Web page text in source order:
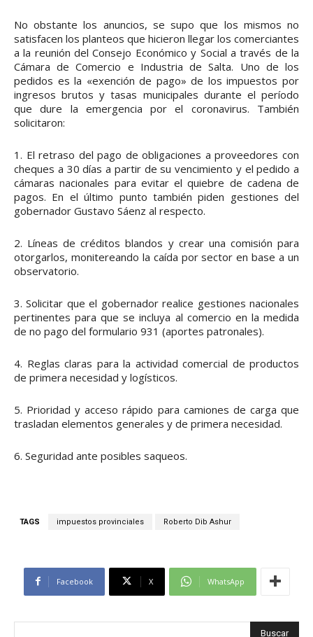
No obstante los anuncios, se supo que los mismos no
satisfacen los planteos que hicieron llegar los comerciantes
a la reunión del Consejo Económico y Social a través de la
Cámara de Comercio e Industria de Salta. Uno de los
pedidos es la «exención de pago» de los impuestos por
ingresos brutos y tasas municipales durante el período
que dure la emergencia por el coronavirus. También
solicitaron:
1. El retraso del pago de obligaciones a proveedores con
cheques a 30 días a partir de su vencimiento y el pedido a
cámaras nacionales para evitar el quiebre de cadena de
pagos. En el último punto también piden gestiones del
gobernador Gustavo Sáenz al respecto.
2. Líneas de créditos blandos y crear una comisión para
otorgarlos, monitereando la caída por sector en base a un
observatorio.
3. Solicitar que el gobernador realice gestiones nacionales
pertinentes para que se incluya al comercio en la medida
de no pago del formulario 931 (aportes patronales).
4. Reglas claras para la actividad comercial de productos
de primera necesidad y logísticos.
5. Prioridad y acceso rápido para camiones de carga que
trasladan elementos generales y de primera necesidad.
6. Seguridad ante posibles saqueos.
TAGS impuestos provinciales Roberto Dib Ashur
Facebook X WhatsApp